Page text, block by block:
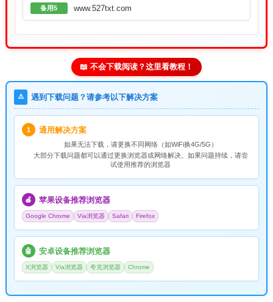
备用5 www.527txt.com
📖 不会下载阅读？这里看教程！
⚠️ 遇到下载问题？请参考以下解决方案
1 通用解决方案
如果无法下载，请更换不同网络（如WiFi换4G/5G）
大部分下载问题都可以通过更换浏览器或网络解决。如果问题持续，请尝
试使用推荐的浏览器
🍎 苹果设备推荐浏览器
Google Chrome Via浏览器 Safari Firefox
🤖 安卓设备推荐浏览器
X浏览器 Via浏览器 夸克浏览器 Chrome